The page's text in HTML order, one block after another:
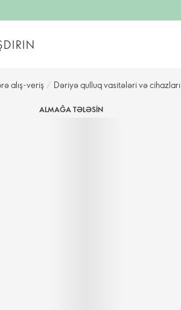
alış-veriş / Dəriyə qulluq vasitələri və cihazları
ALMAĞA TƏLƏSIN